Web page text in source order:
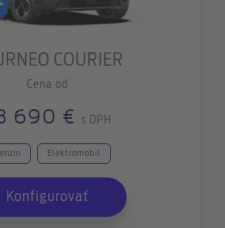
COURIER
Cena od
690 € s DPH
Elektromobil
Konfigurovať